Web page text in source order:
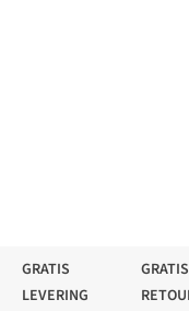
GRATIS
LEVERING
GRATIS